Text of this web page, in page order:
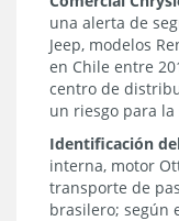
una alerta de
Jeep, modelos
en Chile entre
centro de
un riesgo para
Identificación
interna, motor
transporte de
brasilero; según